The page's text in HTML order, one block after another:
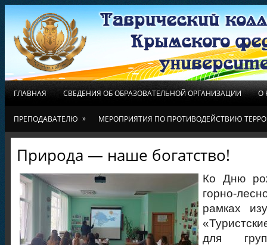
ГЛАВНАЯ СВЕДЕНИЯ ОБ ОБРАЗОВАТЕЛЬНОЙ ОРГАНИЗАЦИИ О
ПРЕПОДАВАТЕЛЮ » МЕРОПРИЯТИЯ ПО ПРОТИВОДЕЙСТВИЮ
Природа — наше богатство!
Ко Дню
горно-
рамках
для